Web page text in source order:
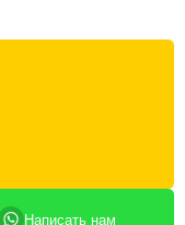
Написать нам